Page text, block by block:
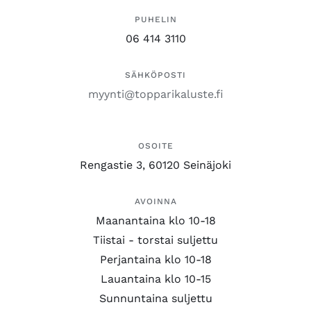
PUHELIN
06 414 3110
SÄHKÖPOSTI
myynti@topparikaluste.fi
OSOITE
Rengastie 3, 60120 Seinäjoki
AVOINNA
Maanantaina klo 10-18
Tiistai - torstai suljettu
Perjantaina klo 10-18
Lauantaina klo 10-15
Sunnuntaina suljettu